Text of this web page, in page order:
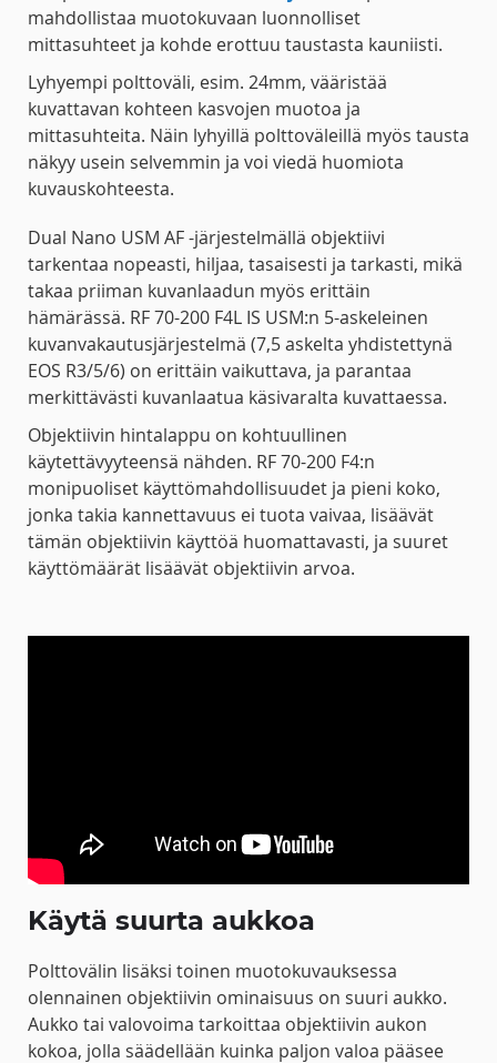
mahdollistaa muotokuvaan luonnolliset
mittasuhteet ja kohde erottuu taustasta kauniisti.
Lyhyempi polttoväli, esim. 24mm, vääristää
kuvattavan kohteen kasvojen muotoa ja
mittasuhteita. Näin lyhyillä polttoväleillä myös tausta
näkyy usein selvemmin ja voi viedä huomiota
kuvauskohteesta.
Dual Nano USM AF -järjestelmällä objektiivi
tarkentaa nopeasti, hiljaa, tasaisesti ja tarkasti, mikä
takaa priiman kuvanlaadun myös erittäin
hämärässä. RF 70-200 F4L IS USM:n 5-askeleinen
kuvanvakautusjärjestelmä (7,5 askelta yhdistettynä
EOS R3/5/6) on erittäin vaikuttava, ja parantaa
merkittävästi kuvanlaatua käsivaralta kuvattaessa.
Objektiivin hintalappu on kohtuullinen
käytettävyyteensä nähden. RF 70-200 F4:n
monipuoliset käyttömahdollisuudet ja pieni koko,
jonka takia kannettavuus ei tuota vaivaa, lisäävät
tämän objektiivin käyttöä huomattavasti, ja suuret
käyttömäärät lisäävät objektiivin arvoa.
Käytä suurta aukkoa
Polttovälin lisäksi toinen muotokuvauksessa
olennainen objektiivin ominaisuus on suuri aukko.
Aukko tai valovoima tarkoittaa objektiivin aukon
kokoa, jolla säädellään kuinka paljon valoa pääsee